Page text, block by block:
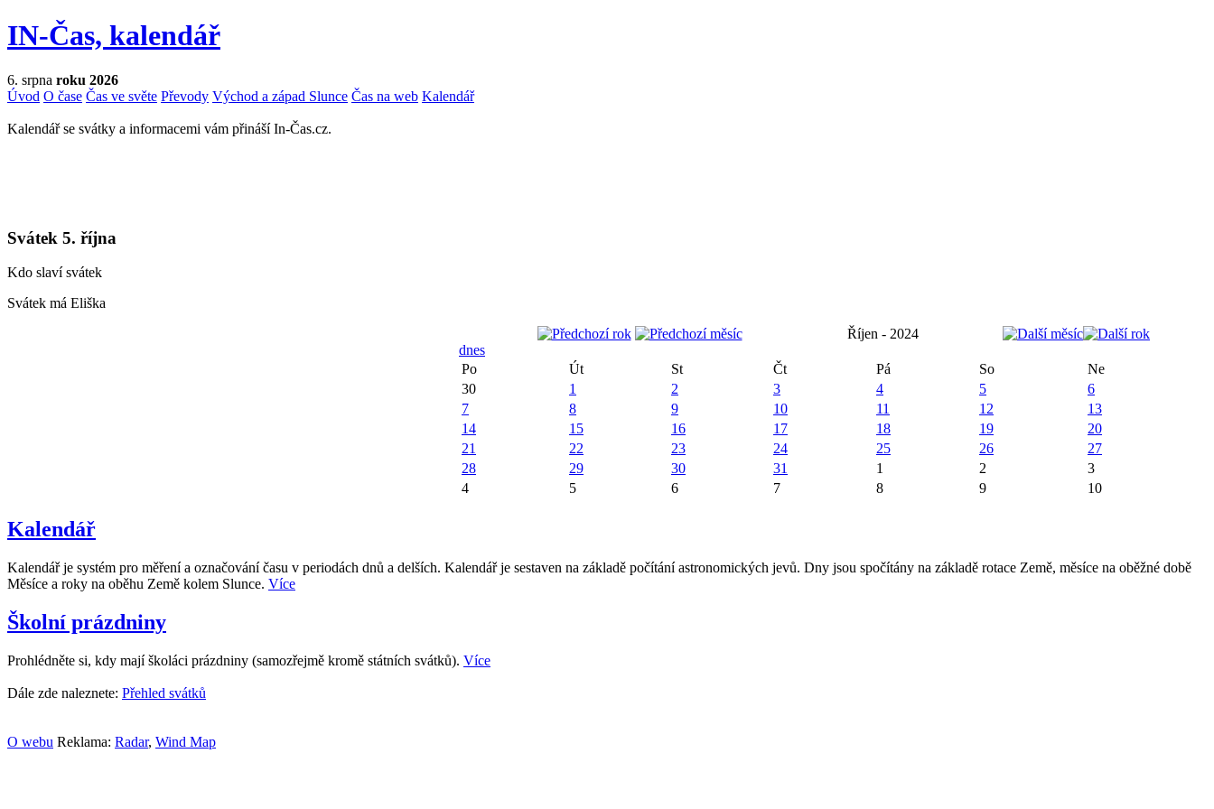
IN-Čas, kalendář
6. srpna roku 2026
Úvod O čase Čas ve světe Převody Východ a západ Slunce Čas na web Kalendář
Kalendář se svátky a informacemi vám přináší In-Čas.cz.
Svátek 5. října
Kdo slaví svátek
Svátek má Eliška
Říjen - 2024
dnes
Po
Út St Čt Pá So
Ne
30
1 2 3 4 5
6
7
8 9 10 11 12
13
14
15 16 17 18 19
20
21
22 23 24 25 26
27
28
29 30 31 1 2
3
4
5 6 7 8 9 10
Kalendář
Kalendář je systém pro měření a označování času v periodách dnů a delších. Kalendář je sestaven na základě počítání astronomických jevů. Dny jsou spočítány na základě rotace Země, měsíce na oběžné době
Měsíce a roky na oběhu Země kolem Slunce. Více
Školní prázdniny
Prohlédněte si, kdy mají školáci prázdniny (samozřejmě kromě státních svátků). Více
Dále zde naleznete: Přehled svátků
O webu Reklama: Radar, Wind Map